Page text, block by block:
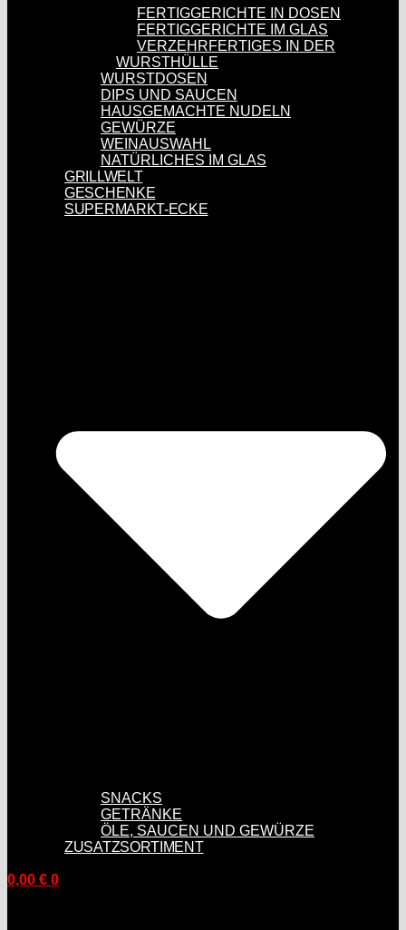
FERTIGGERICHTE IN DOSEN
FERTIGGERICHTE IM GLAS
VERZEHRFERTIGES IN DER
WURSTHÜLLE
WURSTDOSEN
DIPS UND SAUCEN
HAUSGEMACHTE NUDELN
GEWÜRZE
WEINAUSWAHL
NATÜRLICHES IM GLAS
GRILLWELT
GESCHENKE
SUPERMARKT-ECKE
SNACKS
GETRÄNKE
ÖLE, SAUCEN UND GEWÜRZE
ZUSATZSORTIMENT
0,00 € 0